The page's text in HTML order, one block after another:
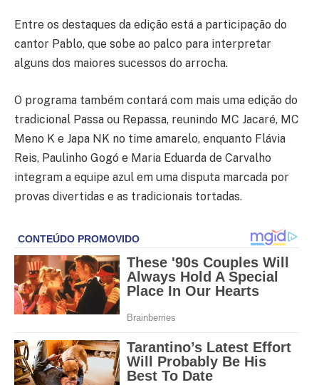
Entre os destaques da edição está a participação do
cantor Pablo, que sobe ao palco para interpretar
alguns dos maiores sucessos do arrocha.
O programa também contará com mais uma edição do
tradicional Passa ou Repassa, reunindo MC Jacaré, MC
Meno K e Japa NK no time amarelo, enquanto Flávia
Reis, Paulinho Gogó e Maria Eduarda de Carvalho
integram a equipe azul em uma disputa marcada por
provas divertidas e as tradicionais tortadas.